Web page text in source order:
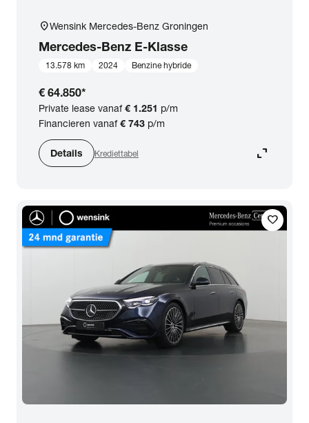
location_onWensink Mercedes-Benz Groningen
Mercedes-Benz E-Klasse
13.578 km 2024 Benzine hybride
€ 64.850*
Private lease vanaf€ 1.251 p/m
Financieren vanaf€ 743 p/m
Details Krediettabel expand_content
favorite